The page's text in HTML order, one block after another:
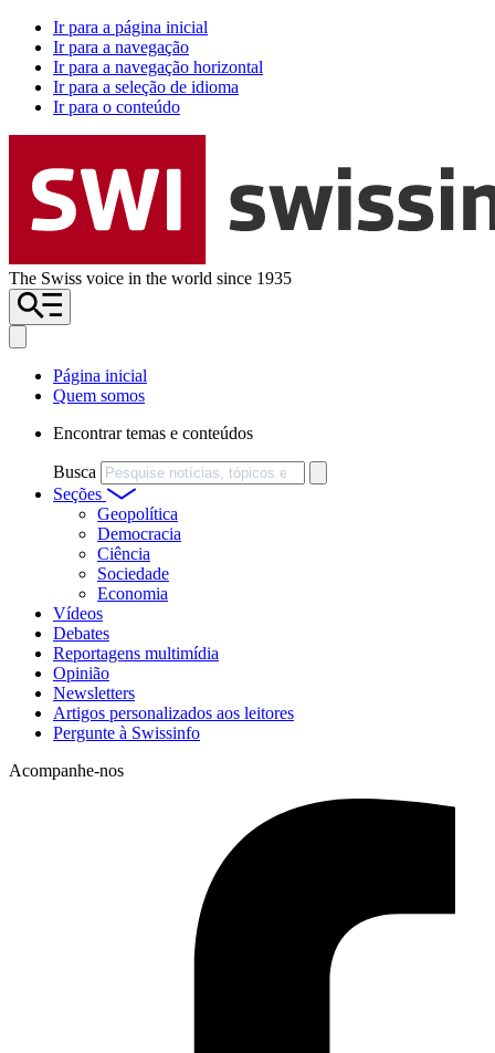
Ir para a página inicial
Ir para a navegação
Ir para a navegação horizontal
Ir para a seleção de idioma
Ir para o conteúdo
The Swiss voice in the world since 1935
Página inicial
Quem somos
Encontrar temas e conteúdos
Busca
Seções
Geopolítica
Democracia
Ciência
Sociedade
Economia
Vídeos
Debates
Reportagens multimídia
Opinião
Newsletters
Artigos personalizados aos leitores
Pergunte à Swissinfo
Acompanhe-nos